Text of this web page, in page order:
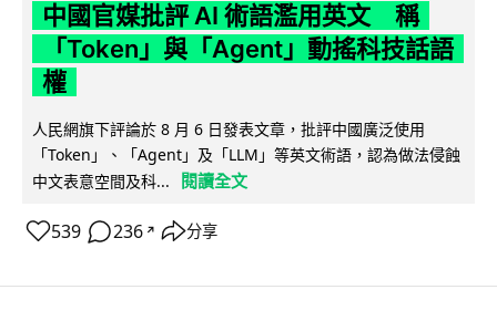
中國官媒批評 AI 術語濫用英文 稱
「Token」與「Agent」動搖科技話語
權
人民網旗下評論於 8 月 6 日發表文章，批評中國廣泛使用
「Token」、「Agent」及「LLM」等英文術語，認為做法侵蝕
中文表意空間及科...
閱讀全文
539 236 ↗ 分享